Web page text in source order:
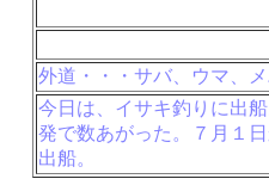
外道・・・サバ、ウマ、
今日は、イサキ釣りに出
発で数あがった。７月１
出船。